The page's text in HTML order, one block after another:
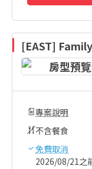
[EAST]
d Type
專案說明
不含餐食
免費取消
2026/08/21之